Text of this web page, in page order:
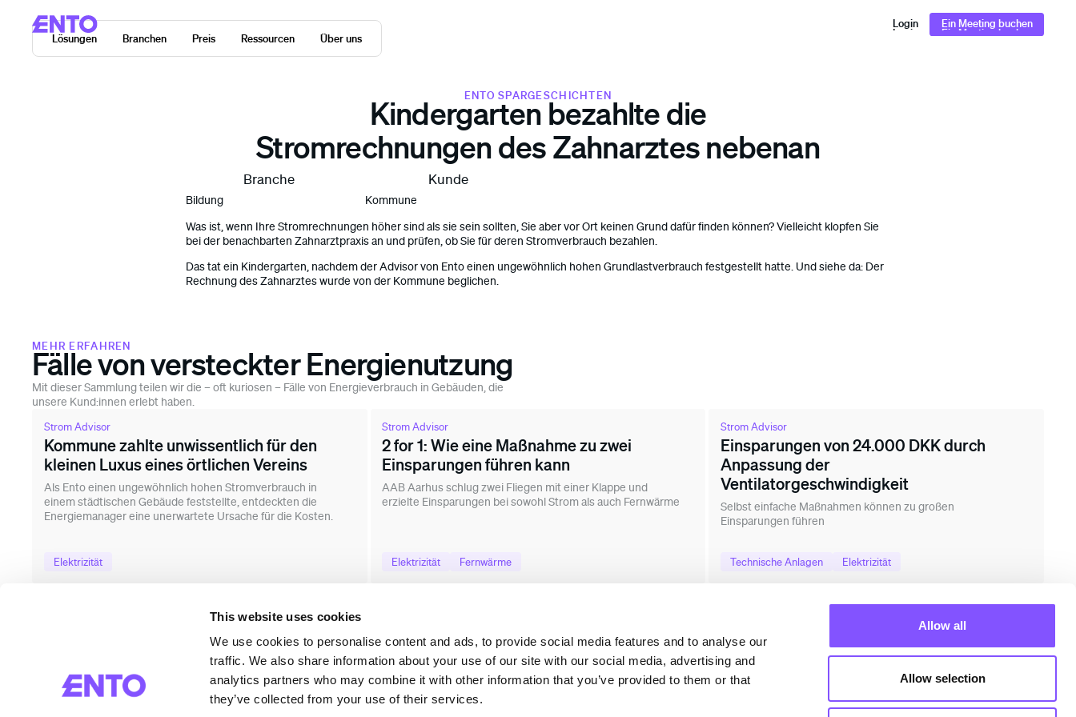
This website uses cookies
We use cookies to personalise content and ads, to provide social media features and to analyse our
traffic. We also share information about your use of our site with our social media, advertising and
analytics partners who may combine it with other information that you’ve provided to them or that
they’ve collected from your use of their services.
Allow all
Allow selection
Lösungen Branchen Preis Ressourcen Über uns
Login
Login
Ein Meeting buchen
Ein Meeting buchen
ENTO SPARGESCHICHTEN
Kindergarten bezahlte die
Stromrechnungen des Zahnarztes nebenan
Branche
Bildung
Kunde
Kommune
Was ist, wenn Ihre Stromrechnungen höher sind als sie sein sollten, Sie aber vor Ort keinen Grund dafür finden können? Vielleicht klopfen Sie
bei der benachbarten Zahnarztpraxis an und prüfen, ob Sie für deren Stromverbrauch bezahlen.
Das tat ein Kindergarten, nachdem der Advisor von Ento einen ungewöhnlich hohen Grundlastverbrauch festgestellt hatte. Und siehe da: Der
Rechnung des Zahnarztes wurde von der Kommune beglichen.
MEHR ERFAHREN
Fälle von versteckter Energienutzung
Mit dieser Sammlung teilen wir die – oft kuriosen – Fälle von Energieverbrauch in Gebäuden, die
unsere Kund:innen erlebt haben.
Strom Advisor
Kommune zahlte unwissentlich für den
kleinen Luxus eines örtlichen Vereins
Als Ento einen ungewöhnlich hohen Stromverbrauch in
einem städtischen Gebäude feststellte, entdeckten die
Energiemanager eine unerwartete Ursache für die Kosten.
Elektrizität
Strom Advisor
2 for 1: Wie eine Maßnahme zu zwei
Einsparungen führen kann
AAB Aarhus schlug zwei Fliegen mit einer Klappe und
erzielte Einsparungen bei sowohl Strom als auch Fernwärme
Elektrizität Fernwärme
Strom Advisor
Einsparungen von 24.000 DKK durch
Anpassung der
Ventilatorgeschwindigkeit
Selbst einfache Maßnahmen können zu großen
Einsparungen führen
Technische Anlagen Elektrizität
Lösungen
Energieoptimierung mit KI
Automatisierte Messung und
Überprüfung
Branchen
Städte und Kommunen
Einzelhandel
Ressourcen
Case Studies
Insights
Unternehmen
Karriere